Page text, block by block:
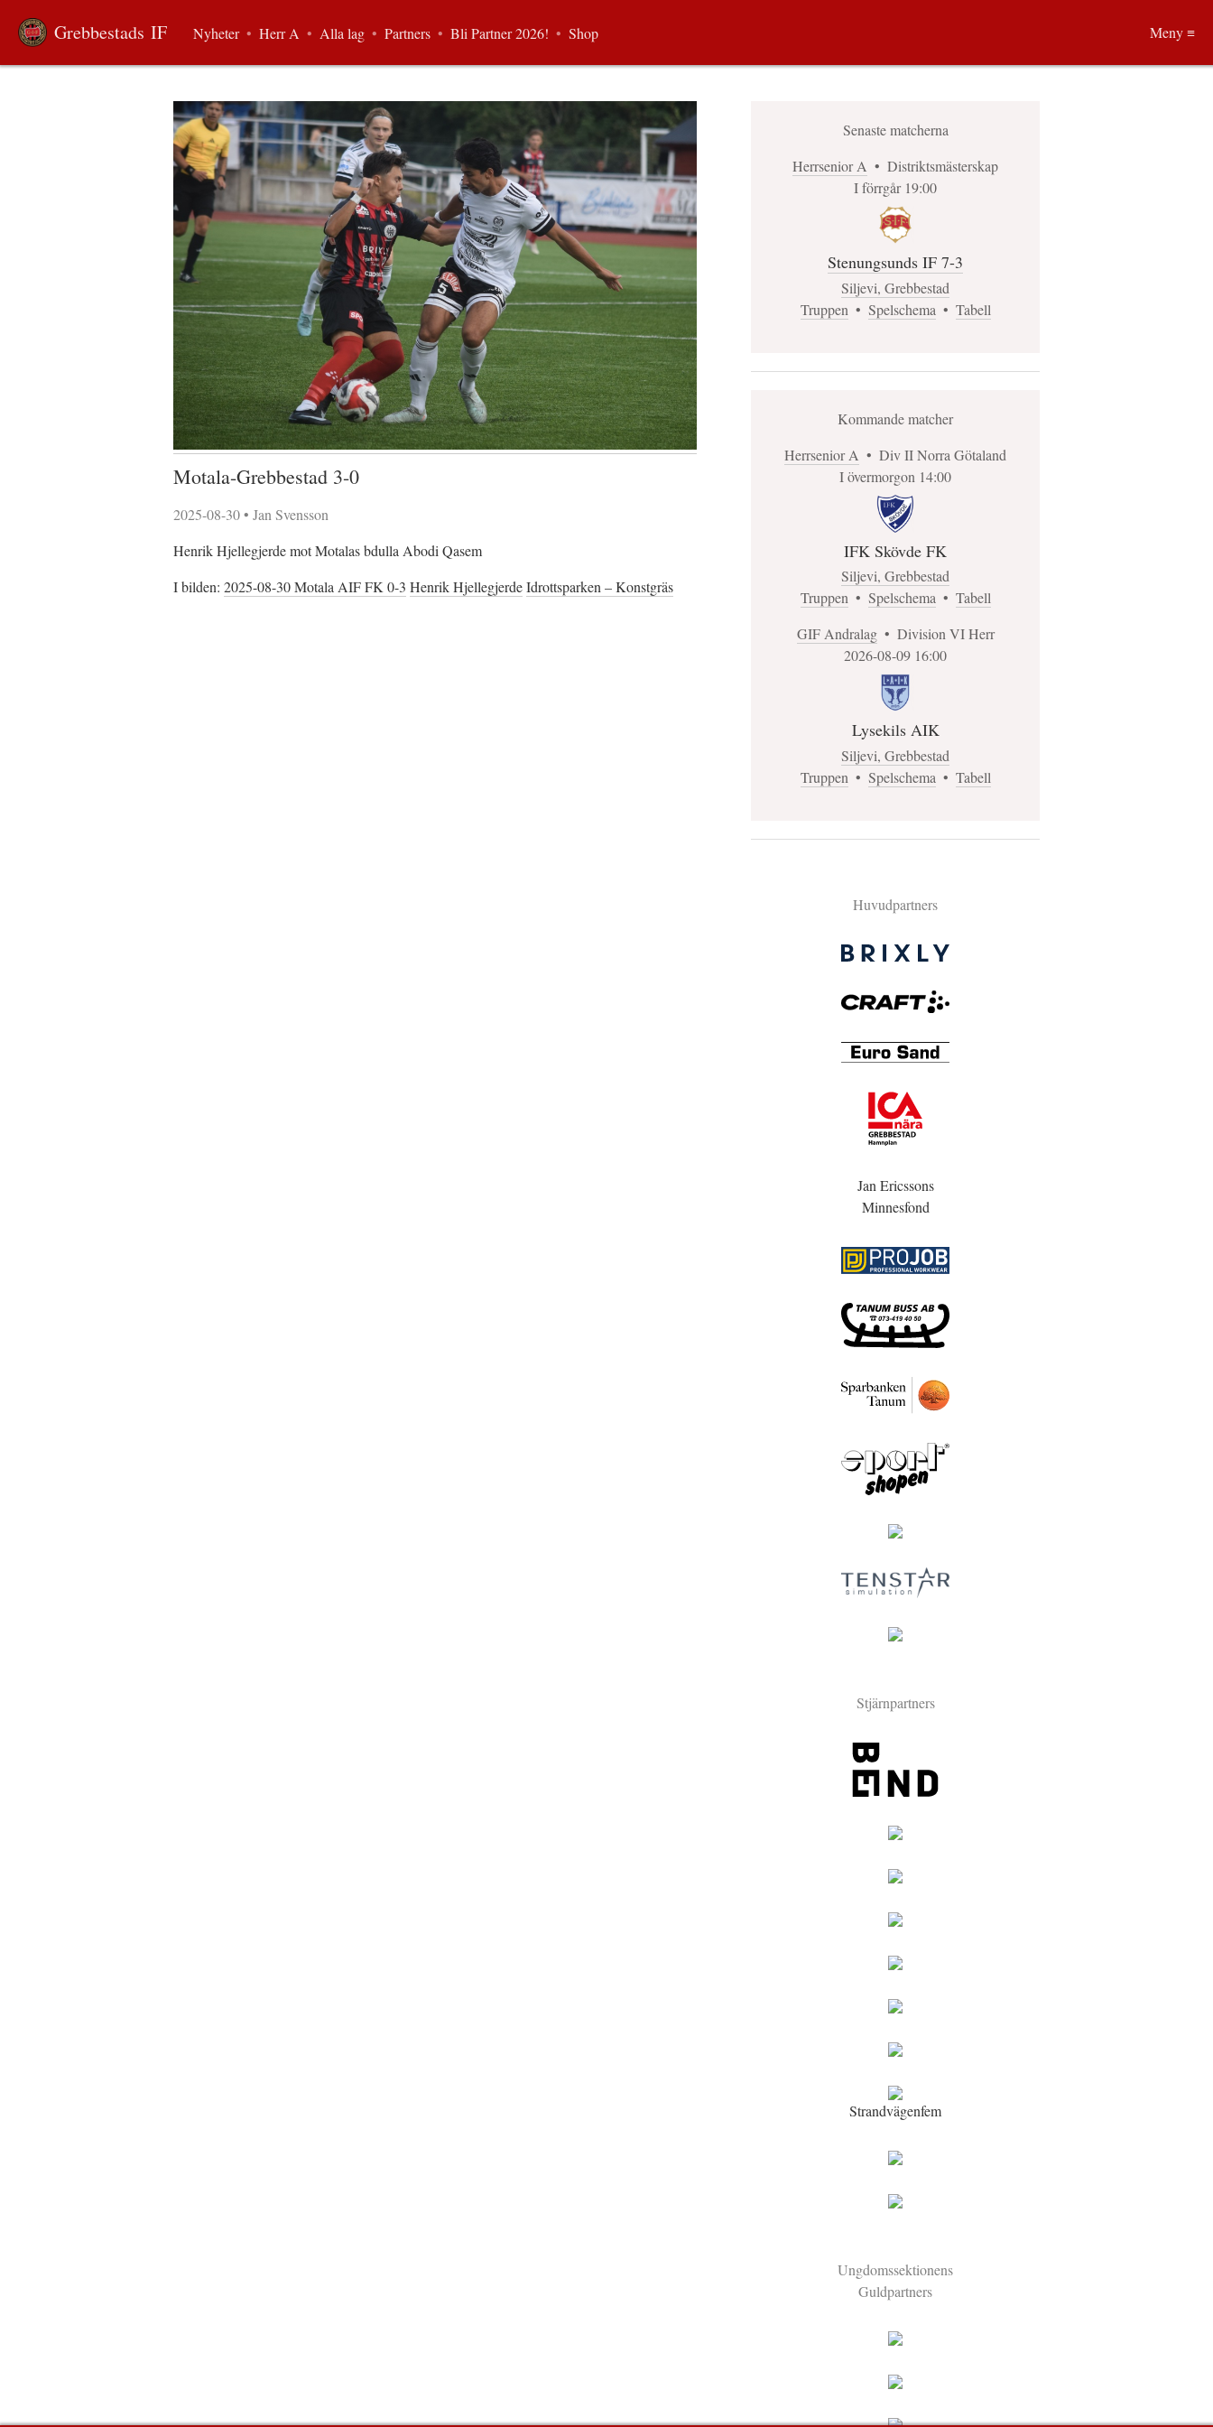
Motala-Grebbestad 3-0
2025-08-30• Jan Svensson
Henrik Hjellegjerde mot Motalas bdulla Abodi Qasem
I bilden: 2025-08-30 Motala AIF FK 0-3 Henrik HjellegjerdeIdrottsparken – Konstgräs
Senaste matcherna
Herrsenior A • Distriktsmästerskap
I förrgår 19:00
Stenungsunds IF 7-3
Siljevi, Grebbestad
Truppen • Spelschema • Tabell
Kommande matcher
Herrsenior A • Div II Norra Götaland
I övermorgon 14:00
IFK Skövde FK
Siljevi, Grebbestad
Truppen • Spelschema • Tabell
GIF Andralag • Division VI Herr
2026-08-09 16:00
Lysekils AIK
Siljevi, Grebbestad
Truppen • Spelschema • Tabell
Huvudpartners
Jan Ericssons
Minnesfond
Stjärnpartners
Strandvägenfem
Ungdomssektionens
Guldpartners
Grebbestads IF Nyheter • Herr A • Alla lag • Partners • Bli Partner 2026! • Shop Meny ≡